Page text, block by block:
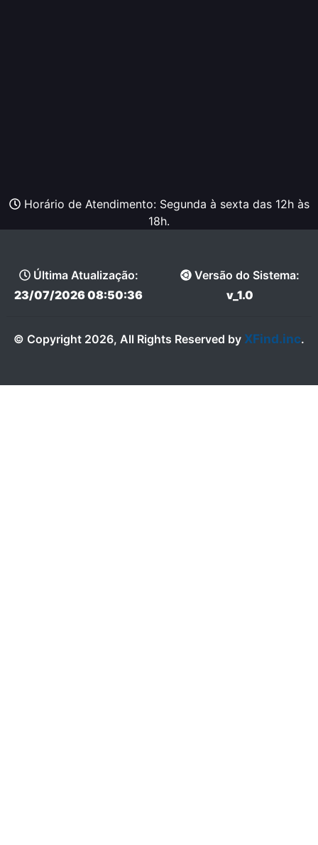
Horário de Atendimento: Segunda à sexta das 12h às
18h.
Última Atualização:
23/07/2026 08:50:36
Versão do Sistema:
v_1.0
© Copyright 2026, All Rights Reserved by XFind.inc.